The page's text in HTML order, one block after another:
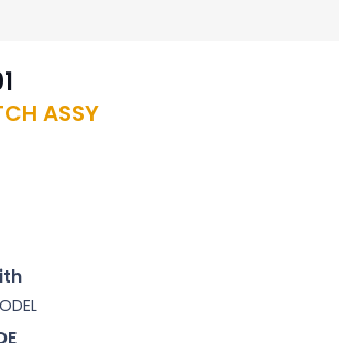
ASSY